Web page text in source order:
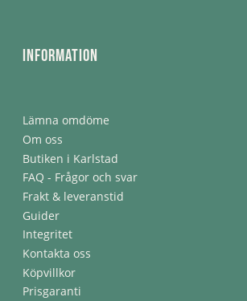
Information
Lämna omdöme
Om oss
Butiken i Karlstad
FAQ - Frågor och svar
Frakt & leveranstid
Guider
Integritet
Kontakta oss
Köpvillkor
Prisgaranti